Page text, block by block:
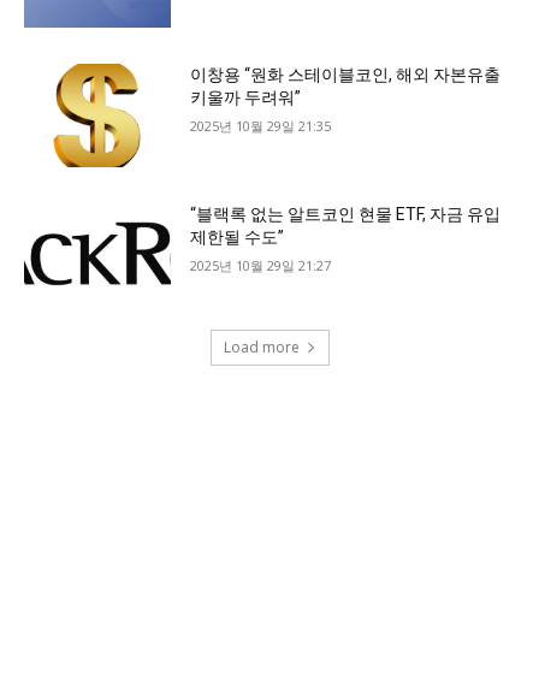
이창용 “원화 스테이블코인, 해외 자본유출
키울까 두려워”
2025년 10월 29일 21:35
“블랙록 없는 알트코인 현물 ETF, 자금 유입
제한될 수도”
2025년 10월 29일 21:27
Load more